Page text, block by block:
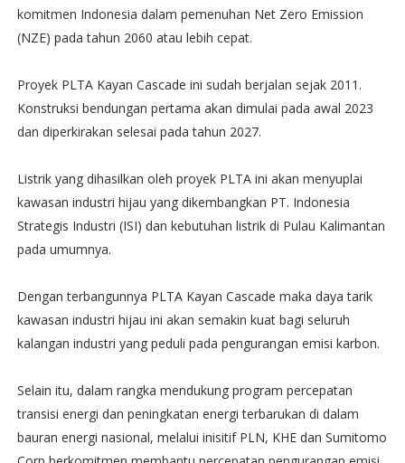
komitmen Indonesia dalam pemenuhan Net Zero Emission
(NZE) pada tahun 2060 atau lebih cepat.
Proyek PLTA Kayan Cascade ini sudah berjalan sejak 2011.
Konstruksi bendungan pertama akan dimulai pada awal 2023
dan diperkirakan selesai pada tahun 2027.
Listrik yang dihasilkan oleh proyek PLTA ini akan menyuplai
kawasan industri hijau yang dikembangkan PT. Indonesia
Strategis Industri (ISI) dan kebutuhan listrik di Pulau Kalimantan
pada umumnya.
Dengan terbangunnya PLTA Kayan Cascade maka daya tarik
kawasan industri hijau ini akan semakin kuat bagi seluruh
kalangan industri yang peduli pada pengurangan emisi karbon.
Selain itu, dalam rangka mendukung program percepatan
transisi energi dan peningkatan energi terbarukan di dalam
bauran energi nasional, melalui inisitif PLN, KHE dan Sumitomo